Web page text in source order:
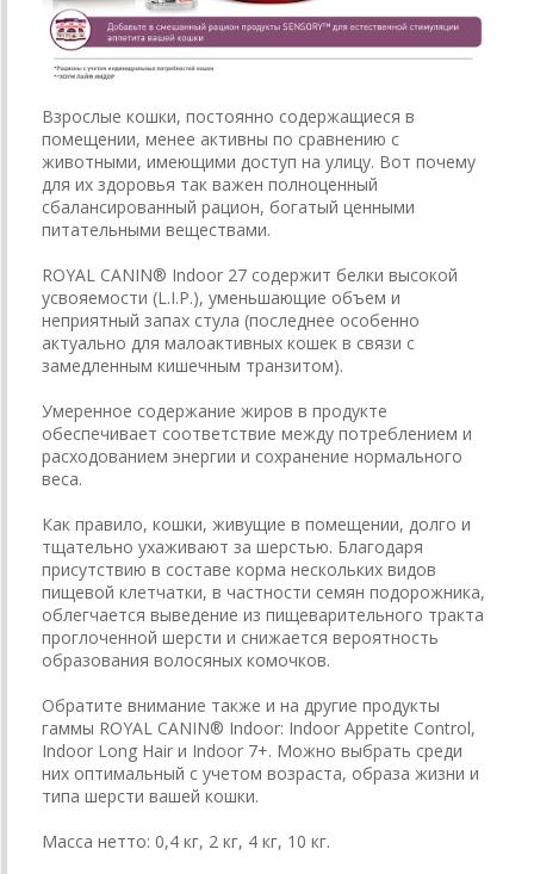
Взрослые кошки, постоянно содержащиеся в
помещении, менее активны по сравнению с
животными, имеющими доступ на улицу. Вот почему
для их здоровья так важен полноценный
сбалансированный рацион, богатый ценными
питательными веществами.
ROYAL CANIN® Indoor 27 содержит белки высокой
усвояемости (L.I.P.), уменьшающие объем и
неприятный запах стула (последнее особенно
актуально для малоактивных кошек в связи с
замедленным кишечным транзитом).
Умеренное содержание жиров в продукте
обеспечивает соответствие между потреблением и
расходованием энергии и сохранение нормального
веса.
Как правило, кошки, живущие в помещении, долго и
тщательно ухаживают за шерстью. Благодаря
присутствию в составе корма нескольких видов
пищевой клетчатки, в частности семян подорожника,
облегчается выведение из пищеварительного тракта
проглоченной шерсти и снижается вероятность
образования волосяных комочков.
Обратите внимание также и на другие продукты
гаммы ROYAL CANIN® Indoor: Indoor Appetite Control,
Indoor Long Hair и Indoor 7+. Можно выбрать среди
них оптимальный с учетом возраста, образа жизни и
типа шерсти вашей кошки.
Масса нетто: 0,4 кг, 2 кг, 4 кг, 10 кг.